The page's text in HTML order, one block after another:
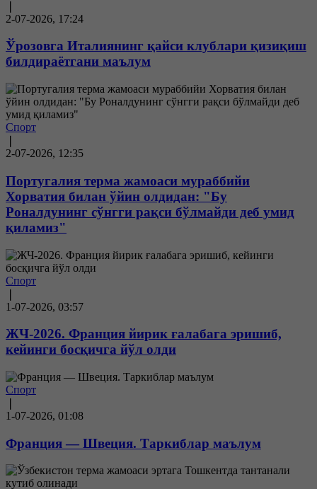
2-07-2026, 17:24
Ўрозовга Италиянинг қайси клублари қизиқиш
билдираётгани маълум
Спорт
2-07-2026, 12:35
Португалия терма жамоаси мураббийи
Хорватия билан ўйин олдидан: "Бу
Роналдунинг сўнгги рақси бўлмайди деб умид
қиламиз"
Спорт
1-07-2026, 03:57
ЖЧ-2026. Франция йирик ғалабага эришиб,
кейинги босқичга йўл олди
Спорт
1-07-2026, 01:08
Франция — Швеция. Таркиблар маълум